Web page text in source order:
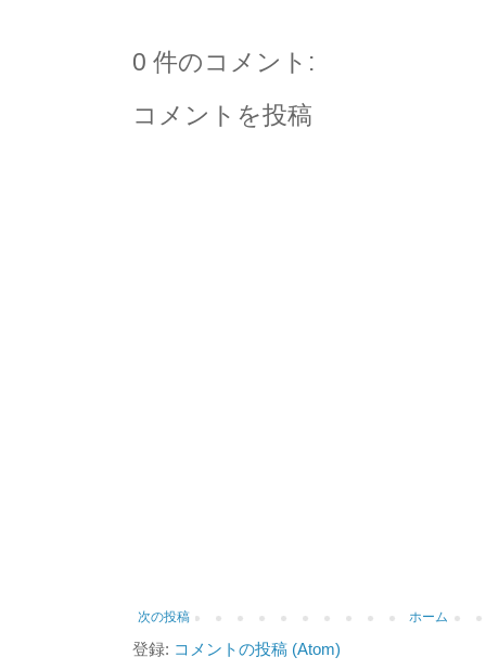
0 件のコメント:
コメントを投稿
次の投稿 ホーム
登録: コメントの投稿 (Atom)